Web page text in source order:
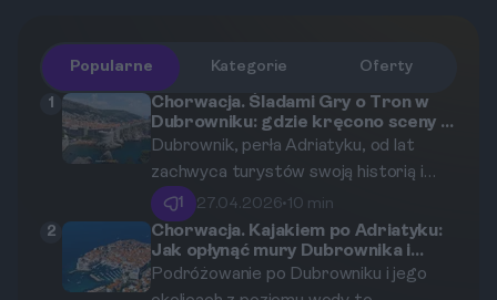
Popularne Kategorie Oferty
1
Chorwacja. Śladami Gry o Tron w
Dubrowniku: gdzie kręcono sceny z
Królewskiej Przystani?
Dubrownik, perła Adriatyku, od lat
zachwyca turystów swoją historią i
architekturą. Jednak dla milionów
fanów na całym świecie to miasto jest
czymś więcej – to żywa sceneria
Królewskiej Przystani z sagi „Gra o
1 27.04.2026•10 min
2
Chorwacja. Kajakiem po Adriatyku:
Jak opłynąć mury Dubrownika i
wyspę Lokrum?
Podróżowanie po Dubrowniku i jego